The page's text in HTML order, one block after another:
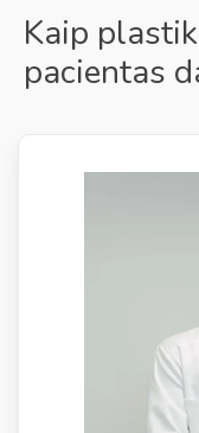
Kaip
pacientas